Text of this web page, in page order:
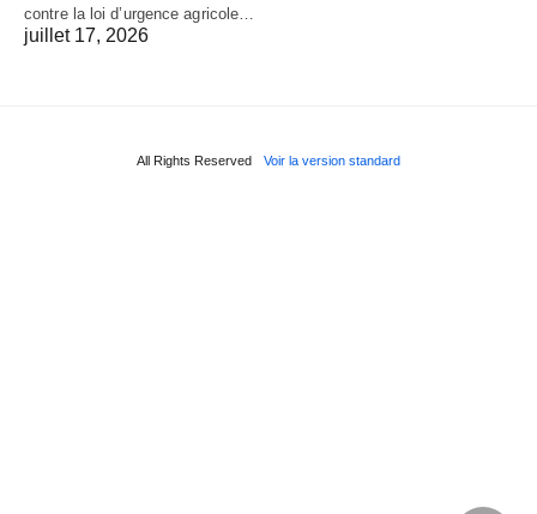
contre la loi d’urgence agricole…
juillet 17, 2026
All Rights Reserved Voir la version standard